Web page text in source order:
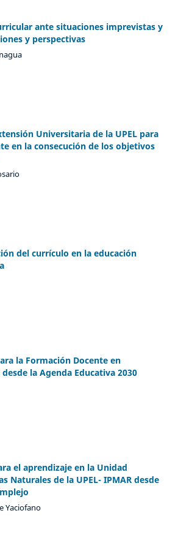
ante situaciones imprevistas y
y perspectivas
Universitaria de la UPEL para
en la consecución de los objetivos
del currículo en la educación
la Formación Docente en
la Agenda Educativa 2030
el aprendizaje en la Unidad
Naturales de la UPEL- IPMAR desde
Yaciofano